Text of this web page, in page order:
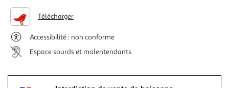
Télécharger
Accessibilité : non conforme
Espace sourds et malentendants